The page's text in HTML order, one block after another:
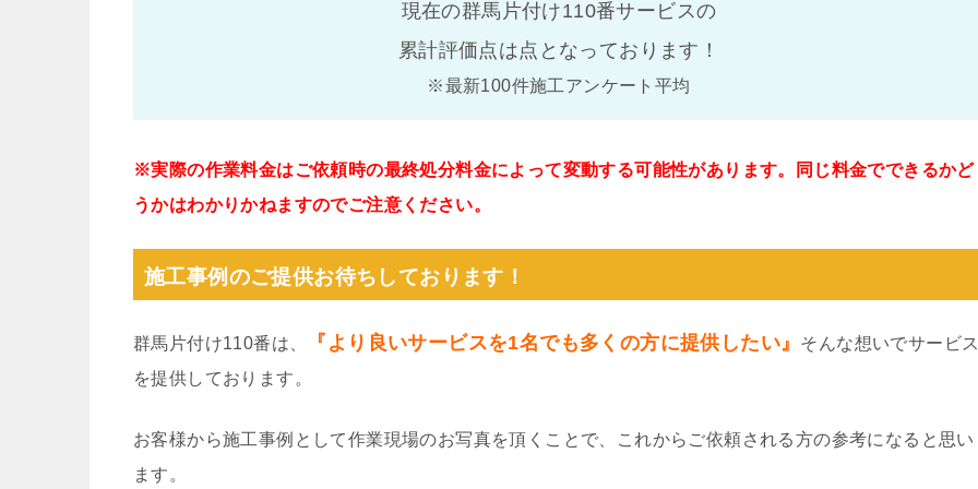
現在の群馬片付け110番サービスの
累計評価点は点となっております！
※最新100件施工アンケート平均
※実際の作業料金はご依頼時の最終処分料金によって変動する可能性があります。同じ料金でできるかど
うかはわかりかねますのでご注意ください。
施工事例のご提供お待ちしております！
群馬片付け110番は、 『より良いサービスを1名でも多くの方に提供したい』
そんな想いでサービ
を提供しております。
お客様から施工事例として作業現場のお写真を頂くことで、これからご依頼される方の参考になると思い
ます。